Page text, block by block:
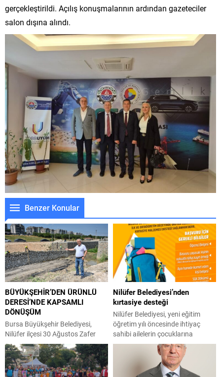
gerçekleştirildi. Açılış konuşmalarının ardından gazeteciler
salon dışına alındı.
Benzer Konular
BÜYÜKŞEHİR’DEN ÜRÜNLÜ
DERESİ’NDE KAPSAMLI
DÖNÜŞÜM
Bursa Büyükşehir Belediyesi,
Nilüfer ilçesi 30 Ağustos Zafer
Mahallesi’nde bulunan Ürünlü
Deresi’nde ıslah çalışmasıyla eş
zamanlı olarak yol genişletme ve
çevre düzenlemesi
Nilüfer Belediyesi’nden
kırtasiye desteği
Nilüfer Belediyesi, yeni eğitim
öğretim yılı öncesinde ihtiyaç
sahibi ailelerin çocuklarına
kırtasiye desteği sağlıyor. Sosyal
belediyecilik anlayışı ile hareket
eden Nilüfer Belediyesi, ilçede
ikamet eden ihtiyaç sahibi ailelerin